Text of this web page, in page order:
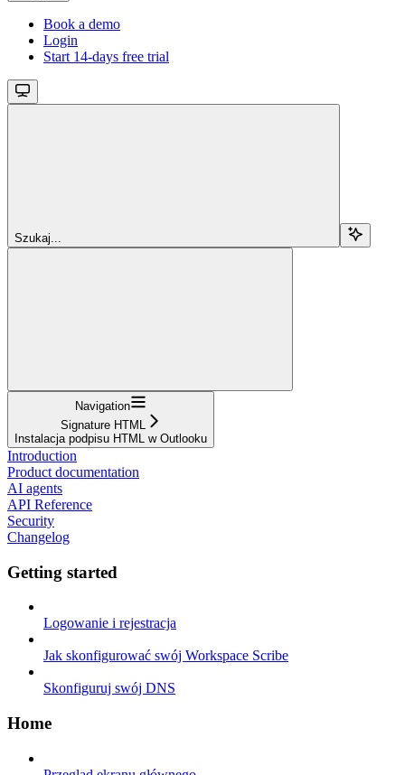
Book a demo
Login
Start 14-days free trial
Szukaj...
Navigation
Signature HTML
Instalacja podpisu HTML w Outlooku
Introduction
Product documentation
AI agents
API Reference
Security
Changelog
Getting started
Logowanie i rejestracja
Jak skonfigurować swój Workspace Scribe
Skonfiguruj swój DNS
Home